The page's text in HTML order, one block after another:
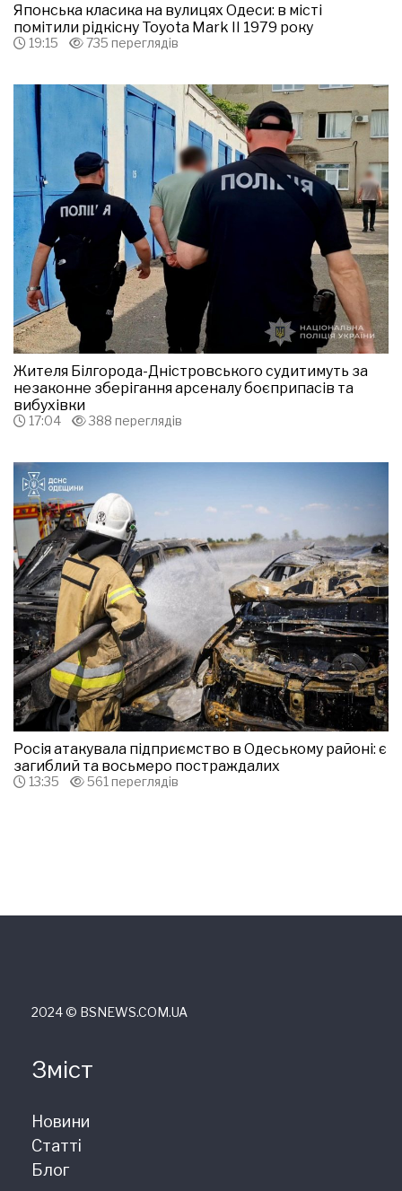
Японська класика на вулицях Одеси: в місті
помітили рідкісну Toyota Mark II 1979 року
19:15 735 переглядів
Жителя Білгорода-Дністровського судитимуть за
незаконне зберігання арсеналу боєприпасів та
вибухівки
17:04 388 переглядів
Росія атакувала підприємство в Одеському районі: є
загиблий та восьмеро постраждалих
13:35 561 переглядів
2024 © ВSNEWS.COM.UA
Зміст
Новини
Статті
Блог